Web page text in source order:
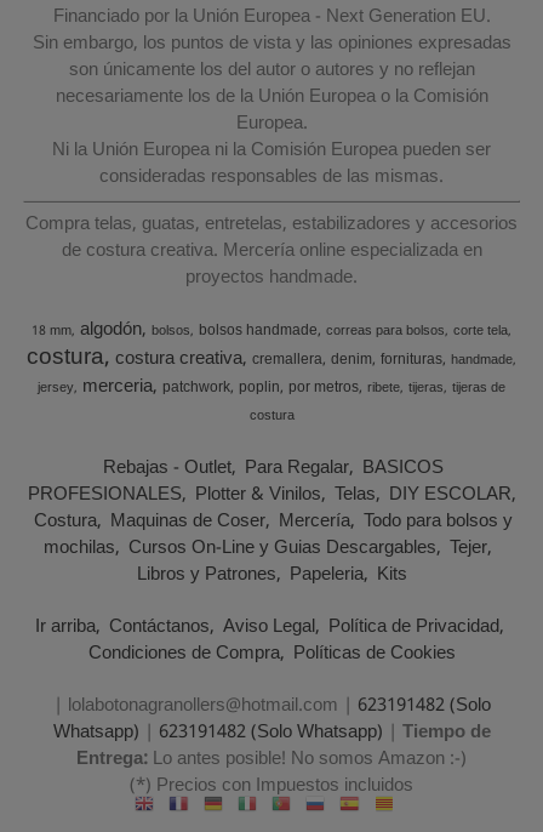
Financiado por la Unión Europea - Next Generation EU.
Sin embargo, los puntos de vista y las opiniones expresadas
son únicamente los del autor o autores y no reflejan
necesariamente los de la Unión Europea o la Comisión
Europea.
Ni la Unión Europea ni la Comisión Europea pueden ser
consideradas responsables de las mismas.
Compra telas, guatas, entretelas, estabilizadores y accesorios
de costura creativa. Mercería online especializada en
proyectos handmade.
18 mm algodón bolsos bolsos handmade correas para bolsos corte tela
costura costura creativa cremallera denim fornituras handmade
jersey merceria patchwork poplin por metros ribete tijeras tijeras de
costura
Rebajas - Outlet Para Regalar BASICOS
PROFESIONALES Plotter & Vinilos Telas DIY ESCOLAR
Costura Maquinas de Coser Mercería Todo para bolsos y
mochilas Cursos On-Line y Guias Descargables Tejer
Libros y Patrones Papeleria Kits
Ir arriba Contáctanos Aviso Legal Política de Privacidad
Condiciones de Compra Políticas de Cookies
| lolabotonagranollers@hotmail.com | 623191482 (Solo
Whatsapp) | 623191482 (Solo Whatsapp) | Tiempo de
Entrega:Lo antes posible! No somos Amazon :-)
(*) Precios con Impuestos incluidos